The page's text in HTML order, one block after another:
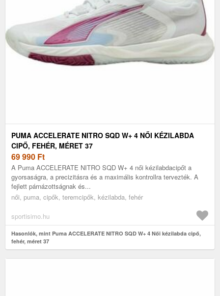
PUMA ACCELERATE NITRO SQD W+ 4 NŐI KÉZILABDA
CIPŐ, FEHÉR, MÉRET 37
69 990 Ft
A Puma ACCELERATE NITRO SQD W+ 4 női kézilabdacipőt a
gyorsaságra, a precizitásra és a maximális kontrollra tervezték. A
fejlett párnázottságnak és...
női, puma, cipők, teremcipők, kézilabda, fehér
sportisimo.hu
Hasonlók, mint Puma ACCELERATE NITRO SQD W+ 4 Női kézilabda cipő,
fehér, méret 37